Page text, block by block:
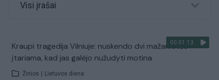
Visi įrašai
00:01:13
Kraupi tragedija Vilniuje: nuskendo dvi mažametės –
įtariama, kad jas galėjo nužudyti motina
Žinios Lietuvos diena